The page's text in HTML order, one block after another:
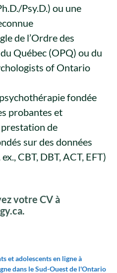
Psy.D.) ou une
de l’Ordre des
Québec (OPQ) ou du
of Ontario
fondée
probantes et
de
sur des données
CBT, DBT, ACT, EFT)
votre CV à
et adolescents en ligne à
dans le Sud-Ouest de l'Ontario